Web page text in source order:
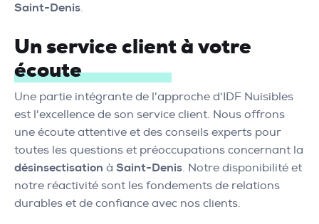
Saint-Denis.
Un service client à votre
écoute
Une partie intégrante de l'approche d'IDF Nuisibles
est l'excellence de son service client. Nous offrons
une écoute attentive et des conseils experts pour
toutes les questions et préoccupations concernant la
désinsectisation à Saint-Denis. Notre disponibilité et
notre réactivité sont les fondements de relations
durables et de confiance avec nos clients.